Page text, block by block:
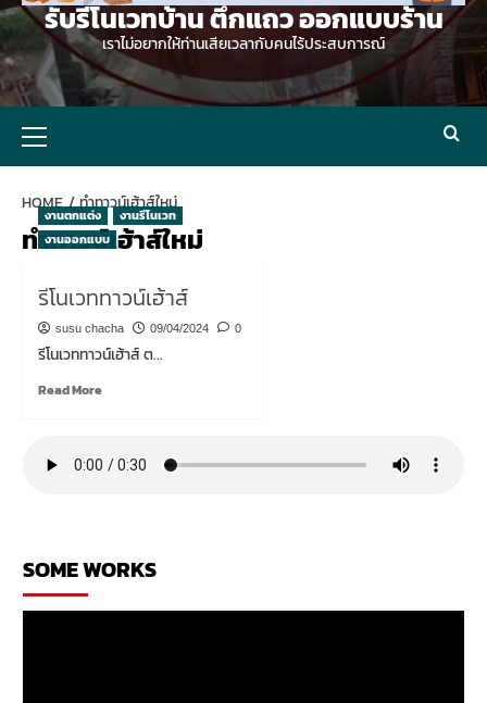
รับรีโนเวทบ้าน ตึกแถว ออกแบบร้าน
เราไม่อยากให้ท่านเสียเวลากับคนไร้ประสบการณ์
Menu
HOME ทำทาวน์เฮ้าส์ใหม่
ทำทาวน์เฮ้าส์ใหม่
งานตกแต่ง
งานรีโนเวท
งานออกแบบ
รีโนเวททาวน์เฮ้าส์
susu chacha 09/04/2024 0
รีโนเวททาวน์เฮ้าส์ ต...
Read MoreRead
โน
SOME WORKS